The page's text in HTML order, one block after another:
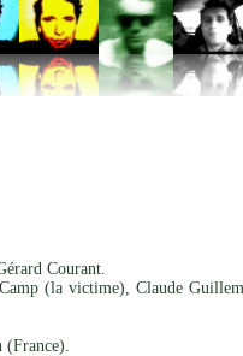
Courant.
(la victime), Claude